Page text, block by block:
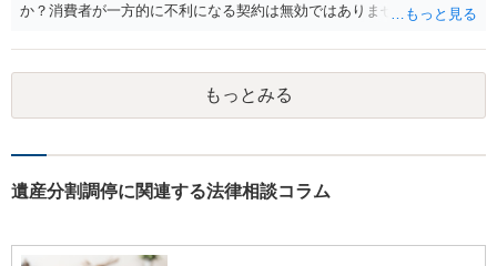
か？消費者が一方的に不利になる契約は無効ではありませんか？
務があると思います。 倒れた弁護士が所属する弁護士会に相談さ
れた方がよいと思います。 倒れた弁護士は脳梗塞で倒れたようで
すが、 判断能力があり、復代理を倒れた弁護士の判断で復代理を
選任したのか 即ち、復代理人の選任は有効なのかという問題もあ
もっとみる
遺産分割調停に関連する法律相談コラム